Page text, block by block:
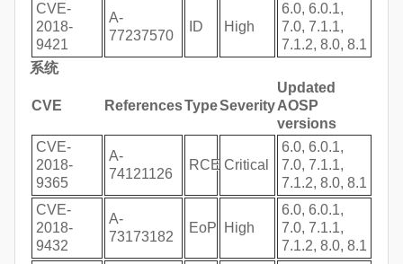
CVE-
2018-
9421
A-
77237570
ID High
6.0, 6.0.1,
7.0, 7.1.1,
7.1.2, 8.0, 8.1
系统
CVE ReferencesTypeSeverity
Updated
AOSP
versions
CVE-
2018-
9365
A-
74121126
RCE Critical
6.0, 6.0.1,
7.0, 7.1.1,
7.1.2, 8.0, 8.1
CVE-
2018-
9432
A-
73173182
EoP High
6.0, 6.0.1,
7.0, 7.1.1,
7.1.2, 8.0, 8.1